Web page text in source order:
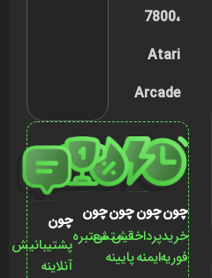
7800،
Atari
Arcade
چون
خرید
فوریه
چون
پرداختش
ایمنه
چون
قیمتش
پایینه
چون
معتبره
چون
پشتیبانیش
آنلاینه